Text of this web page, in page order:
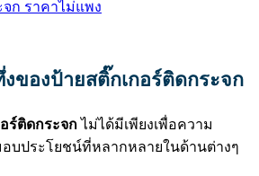
ของป้ายสติ๊กเกอร์ติดกระจก
ร์ติดกระจกไม่ได้มีเพียงเพื่อความ
อบประโยชน์ที่หลากหลายในด้านต่างๆ